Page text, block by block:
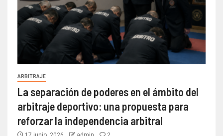
ARBITRAJE
La separación de poderes en el ámbito del
arbitraje deportivo: una propuesta para
reforzar la independencia arbitral